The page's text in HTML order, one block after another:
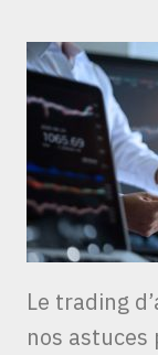
Le trading
nos